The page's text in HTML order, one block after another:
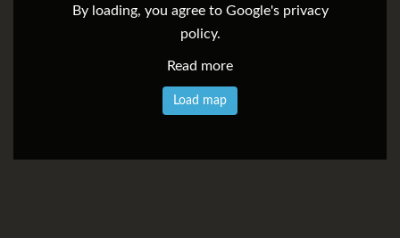
By loading, you agree to Google's privacy
policy.
Read more
Load map